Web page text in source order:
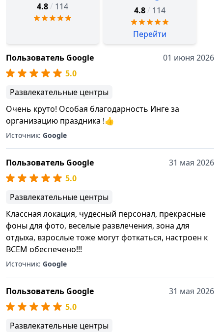
4.8 / 114 4.8 / 114
Перейти
Пользователь Google
01 июня 2026
5.0
Развлекательные центры
Очень круто! Особая благодарность Инге за
организацию праздника !👍
Источник: Google
Пользователь Google
31 мая 2026
5.0
Развлекательные центры
Классная локация, чудесный персонал, прекрасные
фоны для фото, веселые развлечения, зона для
отдыха, взрослые тоже могут фоткаться, настроен к
ВСЕМ обеспечено!!!
Источник: Google
Пользователь Google
31 мая 2026
5.0
Развлекательные центры